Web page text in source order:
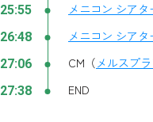
25:55 メニコン シア
26:48 メニコン シア
27:06 CM（メルスプ
27:38 END